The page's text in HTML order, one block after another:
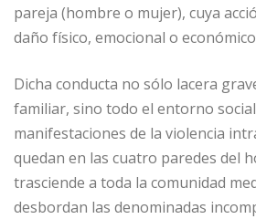
pareja (hombre o mujer), cuya
daño físico, emocional o
Dicha conducta no sólo lacera
familiar, sino todo el entorno
manifestaciones de la violencia
quedan en las cuatro paredes del
trasciende a toda la comunidad
desbordan las denominadas